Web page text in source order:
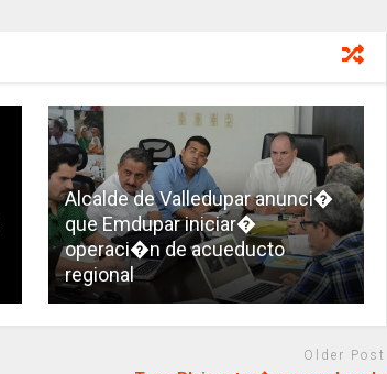
Alcalde de Valledupar anunci�
que Emdupar iniciar�
operaci�n de acueducto
regional
Older Post